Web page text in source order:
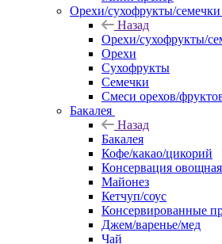
Орехи/сухофрукты/семечки
Назад
Орехи/сухофрукты/
Орехи
Сухофрукты
Семечки
Смеси орехов/
Бакалея
Назад
Бакалея
Кофе/какао/цикорий
Консервация овощная
Майонез
Кетчуп/соус
Консервированные
Джем/варенье/мед
Чай